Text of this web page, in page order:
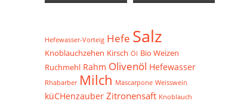
Hefewasser-Vorteig Hefe Salz
Knoblauchzehen Kirsch Öl Bio Weizen
Ruchmehl Rahm Olivenöl Hefewasser
Rhabarber Milch Mascarpone Weisswein
küCHenzauber Zitronensaft Knoblauch